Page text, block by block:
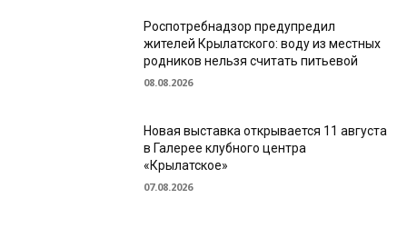
Роспотребнадзор предупредил
жителей Крылатского: воду из местных
родников нельзя считать питьевой
08.08.2026
Новая выставка открывается 11 августа
в Галерее клубного центра
«Крылатское»
07.08.2026